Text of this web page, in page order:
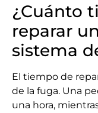
¿Cuánto
reparar
sistema
El tiempo de
de la fuga. Una
una hora,